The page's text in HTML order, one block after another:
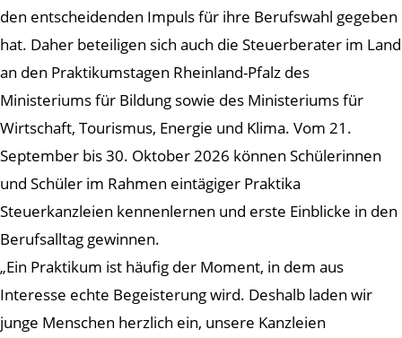
den entscheidenden Impuls für ihre Berufswahl gegeben
hat. Daher beteiligen sich auch die Steuerberater im Land
an den Praktikumstagen Rheinland-Pfalz des
Ministeriums für Bildung sowie des Ministeriums für
Wirtschaft, Tourismus, Energie und Klima. Vom 21.
September bis 30. Oktober 2026 können Schülerinnen
und Schüler im Rahmen eintägiger Praktika
Steuerkanzleien kennenlernen und erste Einblicke in den
Berufsalltag gewinnen.
„Ein Praktikum ist häufig der Moment, in dem aus
Interesse echte Begeisterung wird. Deshalb laden wir
junge Menschen herzlich ein, unsere Kanzleien